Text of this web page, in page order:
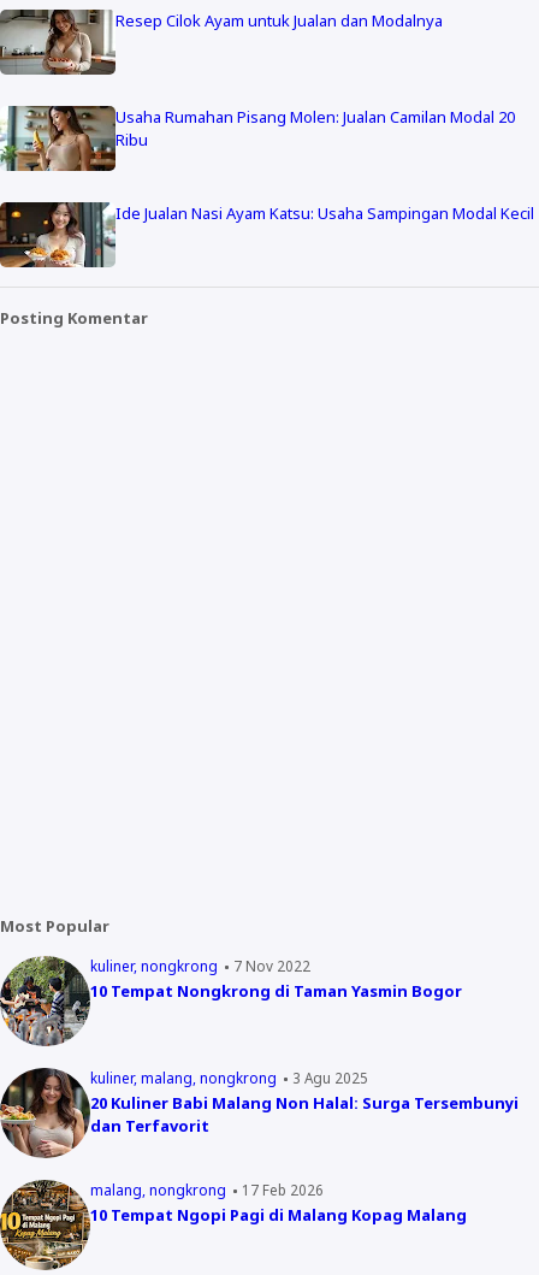
Resep Cilok Ayam untuk Jualan dan Modalnya
Usaha Rumahan Pisang Molen: Jualan Camilan Modal 20
Ribu
Ide Jualan Nasi Ayam Katsu: Usaha Sampingan Modal Kecil
Posting Komentar
Most Popular
kuliner nongkrong 7 Nov 2022
10 Tempat Nongkrong di Taman Yasmin Bogor
kuliner malang nongkrong 3 Agu 2025
20 Kuliner Babi Malang Non Halal: Surga Tersembunyi
dan Terfavorit
malang nongkrong 17 Feb 2026
10 Tempat Ngopi Pagi di Malang Kopag Malang